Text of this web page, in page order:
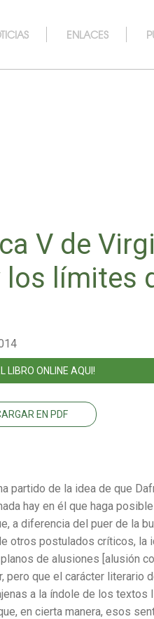
ENLACES
V de
límites
LIBRO ONLINE AQUI!
EN PDF
partido de la idea de que
hay en él que haga
a diferencia del puer de la
otros postulados críticos, la
de alusiones [alusión
pero que el carácter literario
a la índole de los textos
en cierta manera, esos